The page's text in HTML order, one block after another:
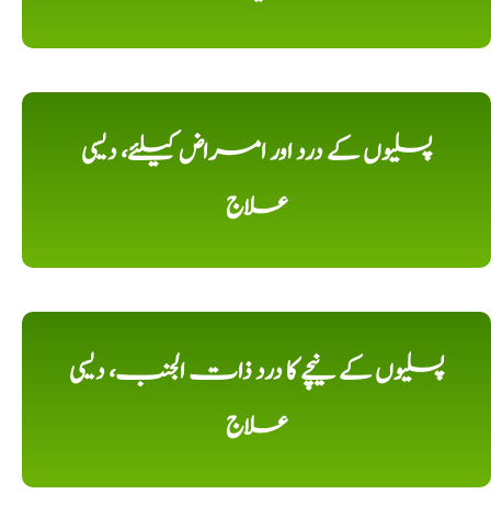
پسلیوں کے درد اور امراض کیلئے، دیسی
علاج
پسلیوں کے نیچے کا درد ذات الجنب، دیسی
علاج